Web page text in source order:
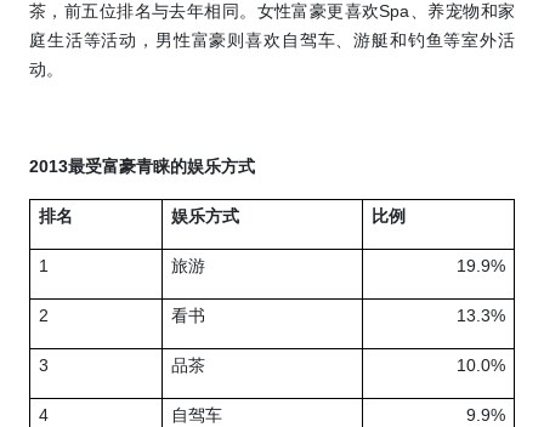
茶，前五位排名与去年相同。女性富豪更喜欢Spa 、养宠物和家
庭生活等活动，男性富豪则喜欢自驾车、游艇和钓鱼等室外活
动。
2013最受富豪青睐的娱乐方式
排名 娱乐方式 比例
1 旅游 19.9%
2 看书 13.3%
3 品茶 10.0%
4 自驾车 9.9%